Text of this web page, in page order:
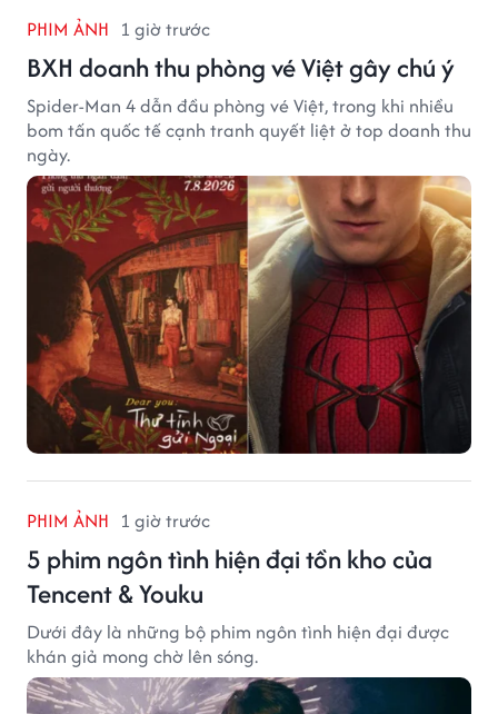
PHIM ẢNH 1 giờ trước
BXH doanh thu phòng vé Việt gây chú ý
Spider-Man 4 dẫn đầu phòng vé Việt, trong khi nhiều
bom tấn quốc tế cạnh tranh quyết liệt ở top doanh thu
ngày.
PHIM ẢNH 1 giờ trước
5 phim ngôn tình hiện đại tồn kho của
Tencent & Youku
Dưới đây là những bộ phim ngôn tình hiện đại được
khán giả mong chờ lên sóng.